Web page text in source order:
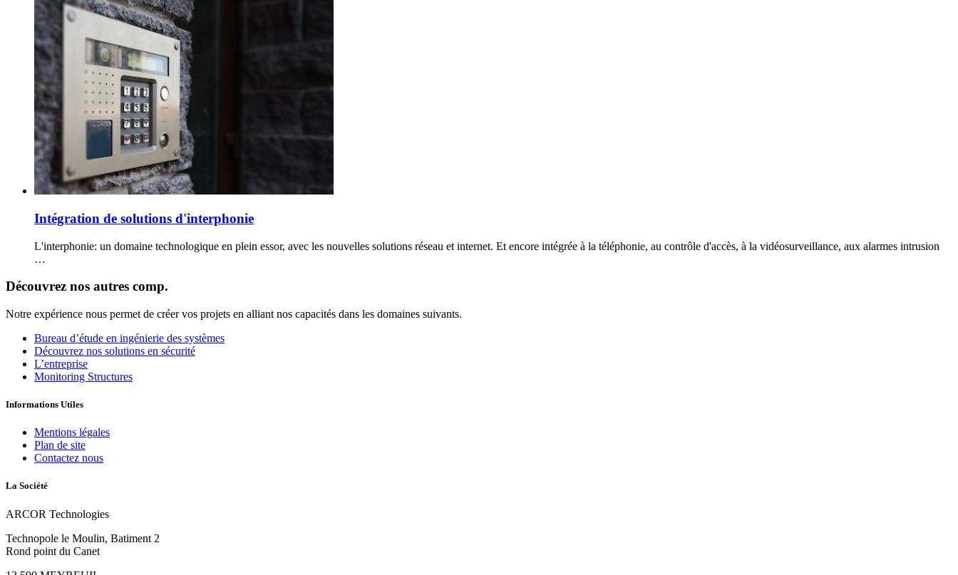
Intégration de solutions d'interphonie
L'interphonie: un domaine technologique en plein essor, avec les nouvelles solutions réseau et internet. Et encore intégrée à la téléphonie, au contrôle d'accès, à la vidéosurveillance, aux alarmes intrusion
…
Découvrez nos autres comp.
Notre expérience nous permet de créer vos projets en alliant nos capacités dans les domaines suivants.
Bureau d’étude en ingénierie des systèmes
Découvrez nos solutions en sécurité
L’entreprise
Monitoring Structures
Informations Utiles
Mentions légales
Plan de site
Contactez nous
La Société
ARCOR Technologies
Technopole le Moulin, Batiment 2
Rond point du Canet